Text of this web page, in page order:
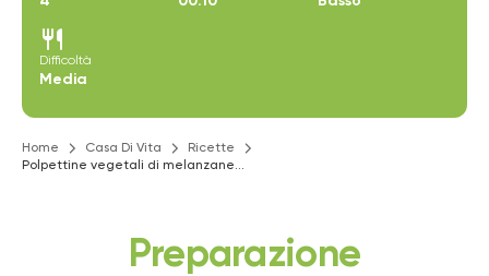
restaurant
Difficoltà
Media
Home Casa Di Vita
Ricette
Polpettine vegetali di melanzane...
Preparazione